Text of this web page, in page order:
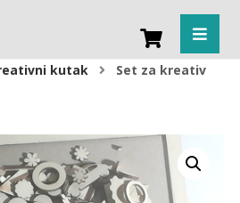
kutak
Set za kreativ